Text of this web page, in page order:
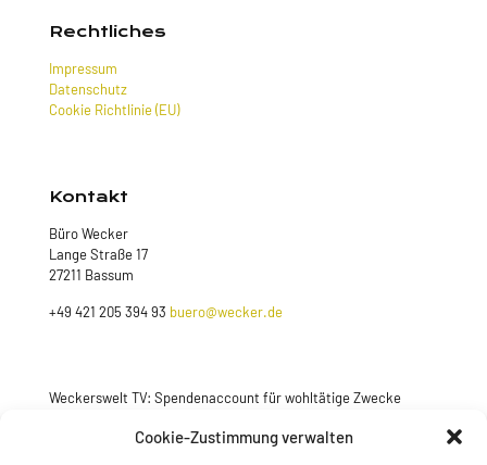
Cookie-Zustimmung verwalten
Rechtliches
Impressum
Datenschutz
Cookie Richtlinie (EU)
Kontakt
Büro Wecker
Lange Straße 17
27211 Bassum
+49 421 205 394 93 buero@wecker.de
Weckerswelt TV: Spendenaccount für wohltätige Zwecke
Jetzt spenden